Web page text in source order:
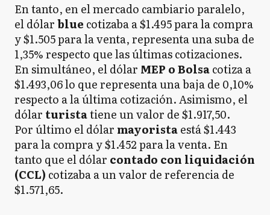
En tanto, en el mercado cambiario paralelo,
el dólarblue cotizaba a $1.495 para la compra
y $1.505 para la venta, representa una suba de
1,35% respecto que las últimas cotizaciones.
En simultáneo, el dólar MEP o Bolsacotiza a
$1.493,06 lo que representa una baja de 0,10%
respecto a la última cotización. Asimismo, el
dólar turistatiene un valor de $1.917,50.
Por último el dólar mayoristaestá $1.443
para la compra y $1.452 para la venta. En
tanto que el dólar contado con liquidación
(CCL) cotizaba a un valor de referencia de
$1.571,65.